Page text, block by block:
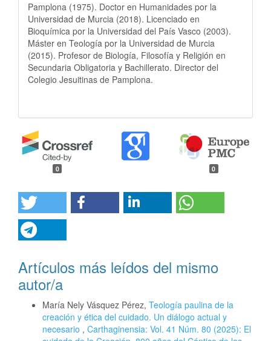
Pamplona (1975). Doctor en Humanidades por la
Universidad de Murcia (2018). Licenciado en
Bioquímica por la Universidad del País Vasco (2003).
Máster en Teología por la Universidad de Murcia
(2015). Profesor de Biología, Filosofía y Religión en
Secundaria Obligatoria y Bachillerato. Director del
Colegio Jesuitinas de Pamplona.
0 0
Artículos más leídos del mismo
autor/a
María Nely Vásquez Pérez, Teología paulina de la
creación y ética del cuidado. Un diálogo actual y
necesario , Carthaginensia: Vol. 41 Núm. 80 (2025): El